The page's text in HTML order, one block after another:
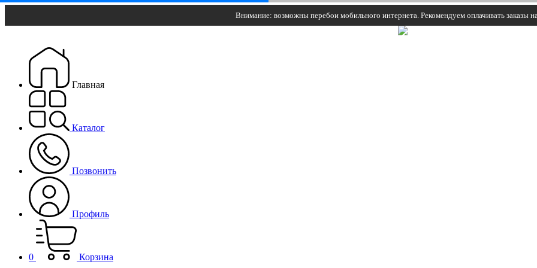
Внимание: возможны перебои мобильного интернета. Рекомендуем оплачивать заказы
Главная
Каталог
Позвонить
Профиль
0 Корзина